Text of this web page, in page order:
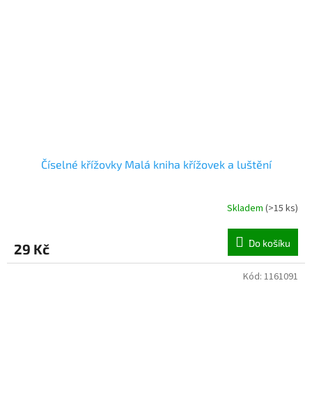
Číselné křížovky Malá kniha křížovek a luštění
Skladem (>15 ks)
29 Kč Do košíku
Kód: 1161091